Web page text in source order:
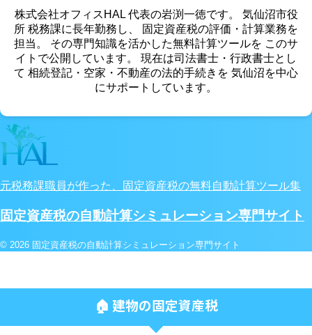
株式会社オフィスHAL 代表の岩渕一徳です。 気仙沼市役
所 税務課に長年勤務し、 固定資産税の評価・計算業務を
担当。 その専門知識を活かした無料計算ツールを このサ
イトで公開しています。 現在は司法書士・行政書士とし
て 相続登記・空家・不動産の法的手続きを 気仙沼を中心
にサポートしています。
元税務課職員が作った、固定資産税の無料自動計算ツール集
固定資産税の自動計算シミュレーション専門サイト
© 2026 固定資産税の自動計算シミュレーション専門サイト
🏠 建物の固定資産税